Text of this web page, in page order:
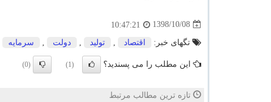
1398/10/08
10:47:21
تگهای خبر: اقتصاد تولید دولت سرمایه
این مطلب را می پسندید؟ (1)
(0)
تازه ترین مطالب مرتبط